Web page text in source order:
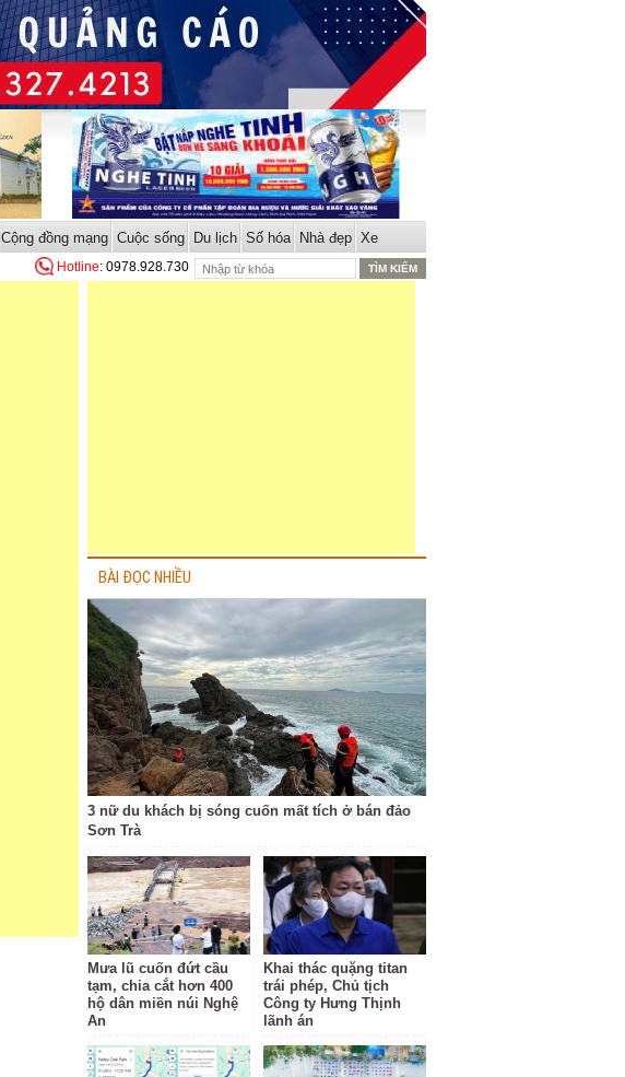
Cộng đồng mạng Cuộc sống Du lịch Số hóa Nhà đẹp Xe
Hotline: 0978.928.730
BÀI ĐỌC NHIỀU
3 nữ du khách bị sóng cuốn mất tích ở bán đảo
Sơn Trà
Mưa lũ cuốn đứt cầu
tạm, chia cắt hơn 400
hộ dân miền núi Nghệ
An
Khai thác quặng titan
trái phép, Chủ tịch
Công ty Hưng Thịnh
lãnh án